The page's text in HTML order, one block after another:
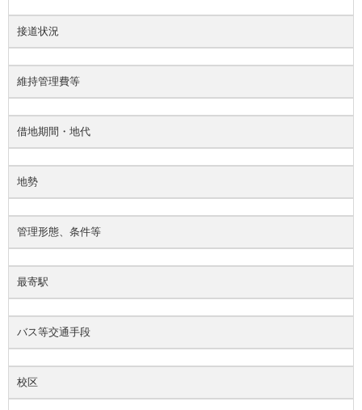
接道状況
維持管理費等
借地期間・地代
地勢
管理形態、条件等
最寄駅
バス等交通手段
校区